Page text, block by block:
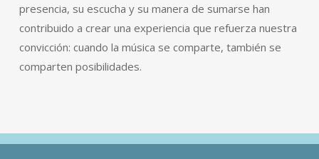
presencia, su escucha y su manera de sumarse han
contribuido a crear una experiencia que refuerza nuestra
convicción: cuando la música se comparte, también se
comparten posibilidades.